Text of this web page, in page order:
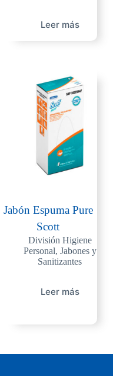
Leer más
Jabón Espuma Pure
Scott
División Higiene
Personal, Jabones y
Sanitizantes
Leer más